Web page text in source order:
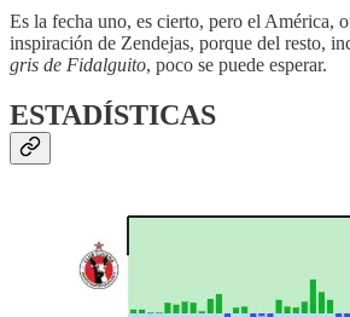
Es la fecha uno, es cierto, pero el América,
inspiración de Zendejas, porque del resto,
gris de Fidalguito, poco se puede esperar.
ESTADÍSTICAS